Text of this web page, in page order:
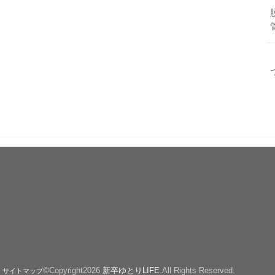
サイトマップ©Copyright2026 新卒ゆとりLIFE.All Rights Reserved.